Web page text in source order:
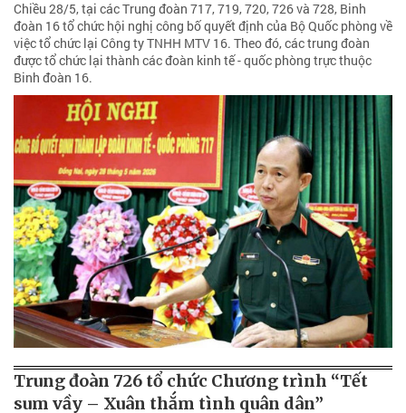
Chiều 28/5, tại các Trung đoàn 717, 719, 720, 726 và 728, Binh
đoàn 16 tổ chức hội nghị công bố quyết định của Bộ Quốc phòng về
việc tổ chức lại Công ty TNHH MTV 16. Theo đó, các trung đoàn
được tổ chức lại thành các đoàn kinh tế - quốc phòng trực thuộc
Binh đoàn 16.
Trung đoàn 726 tổ chức Chương trình “Tết
sum vầy – Xuân thắm tình quân dân”